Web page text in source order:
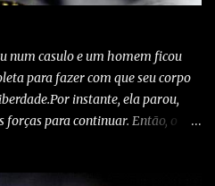
num casulo e um homem ficou
para fazer com que seu corpo
instante, ela parou,
forças para continuar. Então, o